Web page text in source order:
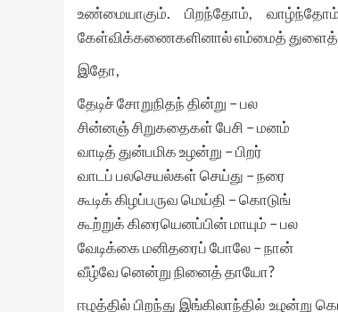
உண்மையாகும். பிறந்தோம்,
கேள்விக்கணைகளினால் எம்மைத்
இதோ,
தேடிச் சோறுநிதந் தின்று – பல
சின்னஞ் சிறுகதைகள் பேசி – மனம்
வாடித் துன்பமிக உழன்று – பிறர்
வாடப் பலசெயல்கள் செய்து – நரை
கூடிக் கிழப்பருவ மெய்தி – கொடுங்
கூற்றுக் கிரையெனப்பின் மாயும் – பல
வேடிக்கை மனிதரைப் போலே – நான்
வீழ்வே னென்று நினைத் தாயோ?
ஈழத்தில் பிறந்து இங்கிலாந்தில்